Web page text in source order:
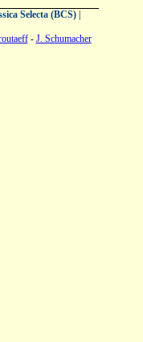
Selecta (BCS)|
- J. Schumacher